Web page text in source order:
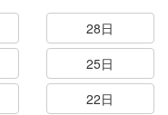
28日
25日
22日